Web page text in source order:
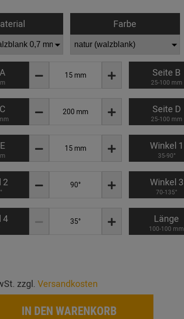
Farbe
Seite B
25-100 mm
Seite D
25-100 mm
Winkel 1
35-90°
2 Winkel 3
70-135°
4 Länge
100-100 mm
zzgl. Versandkosten
IN DEN WARENKORB